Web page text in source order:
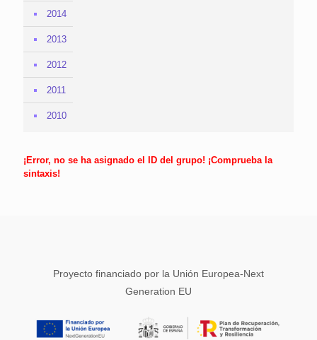
2014
2013
2012
2011
2010
¡Error, no se ha asignado el ID del grupo! ¡Comprueba la
sintaxis!
Proyecto financiado por la Unión Europea-Next
Generation EU